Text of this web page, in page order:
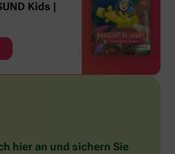
Kids |
hier an und sichern Sie